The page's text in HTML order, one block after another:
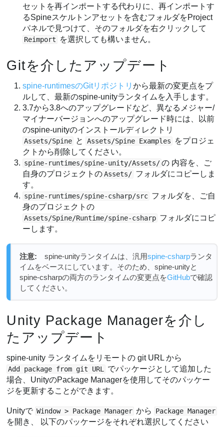
セットを再インポートする代わりに、再インポートす
るSpineスケルトンアセットを含むフォルダをProject
パネルで見つけて、そのフォルダを右クリックして
Reimport を選択しても構いません。
Gitを介したアップデート
spine-runtimesのGitリポジトリから最新の変更点をプ
ルして、最新のspine-unityランタイムを入手します。
3.7から3.8へのアップグレードなど、異なるメジャー/
マイナーバージョンへのアップグレード時には、以前
のspine-unityのインストールディレクトリ
Assets/Spine と Assets/Spine Examples
をプロジェ
クトから削除してください。
spine-runtimes/spine-unity/Assets/ の 内容を、ご
自身のプロジェクトの Assets/ フォルダにコピーしま
す。
spine-runtimes/spine-csharp/src フォルダを、ご自
身のプロジェクトの
Assets/Spine/Runtime/spine-csharp フォルダにコピ
ーします。
注意: spine-unityランタイムは、汎用spine-csharpランタ
イムをベースにしています。そのため、spine-unityと
spine-csharpの両方のランタイムの変更点をGitHubで確認
してください。
Unity Package Managerを介し
たアップデート
spine-unity ランタイムをリモートの git URL から
Add package from git URL
でパッケージとして追加した
場合、UnityのPackage Managerを使用してそのパッケー
ジを更新することができます。
Unityで Window > Package Manager から Package Manager
を開き、 以下のパッケージをそれぞれ選択してください